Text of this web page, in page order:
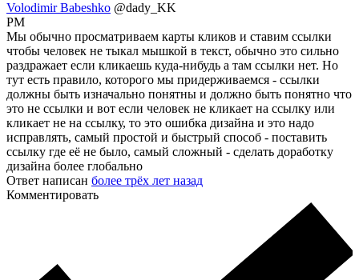
Volodimir Babeshko @dady_KK
PM
Мы обычно просматриваем карты кликов и ставим ссылки
чтобы человек не тыкал мышкой в текст, обычно это сильно
раздражает если кликаешь куда-нибудь а там ссылки нет. Но
тут есть правило, которого мы придерживаемся - ссылки
должны быть изначально понятны и должно быть понятно что
это не ссылки и вот если человек не кликает на ссылку или
кликает не на ссылку, то это ошибка дизайна и это надо
исправлять, самый простой и быстрый способ - поставить
ссылку где её не было, самый сложный - сделать доработку
дизайна более глобально
Ответ написан более трёх лет назад
Комментировать